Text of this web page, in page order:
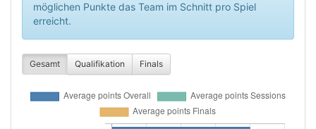
möglichen Punkte das Team im Schnitt pro Spiel
erreicht.
Gesamt Qualifikation Finals